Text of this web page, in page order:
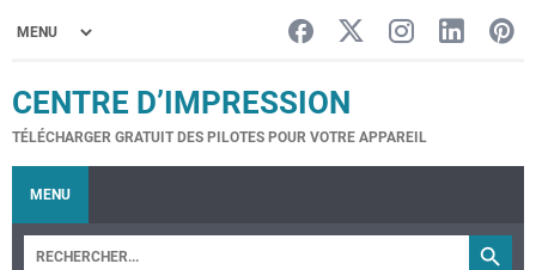
CENTRE D’IMPRESSION
TÉLÉCHARGER GRATUIT DES PILOTES POUR VOTRE APPAREIL
MENU